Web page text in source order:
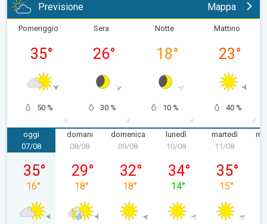
Previsione Mappa
Pomeriggio
35°
50 %
Sera
26°
30 %
Notte
18°
10 %
Mattino
23°
40 %
oggi
venerdì 07/08
07/08
35°
16°
domani
08/08
29°
18°
domenica
domenica 09/08
09/08
32°
18°
lunedì
10/08
34°
14°
martedì
11/08
35°
15°